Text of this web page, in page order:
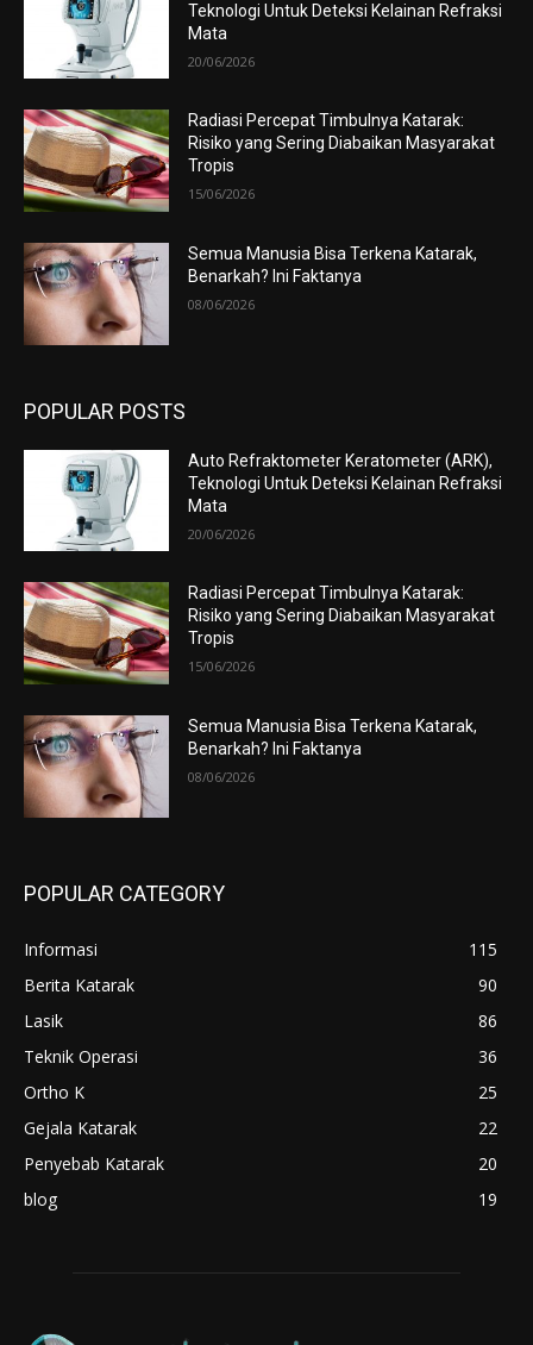
Teknologi Untuk Deteksi Kelainan Refraksi
Mata
20/06/2026
Radiasi Percepat Timbulnya Katarak:
Risiko yang Sering Diabaikan Masyarakat
Tropis
15/06/2026
Semua Manusia Bisa Terkena Katarak,
Benarkah? Ini Faktanya
08/06/2026
POPULAR POSTS
Auto Refraktometer Keratometer (ARK),
Teknologi Untuk Deteksi Kelainan Refraksi
Mata
20/06/2026
Radiasi Percepat Timbulnya Katarak:
Risiko yang Sering Diabaikan Masyarakat
Tropis
15/06/2026
Semua Manusia Bisa Terkena Katarak,
Benarkah? Ini Faktanya
08/06/2026
POPULAR CATEGORY
Informasi
115
Berita Katarak
90
Lasik
86
Teknik Operasi
36
Ortho K
25
Gejala Katarak
22
Penyebab Katarak
20
blog
19